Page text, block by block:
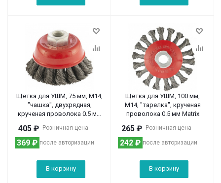
Щетка для УШМ, 75 мм, М14,
"чашка", двухрядная,
крученая проволока 0.5 мм
Розничная цена
405 ₽
после авторизации
369 ₽
В корзину
Щетка для УШМ, 100 мм,
М14, "тарелка", крученая
проволока 0.5 мм Matrix
Розничная цена
265 ₽
после авторизации
242 ₽
В корзину